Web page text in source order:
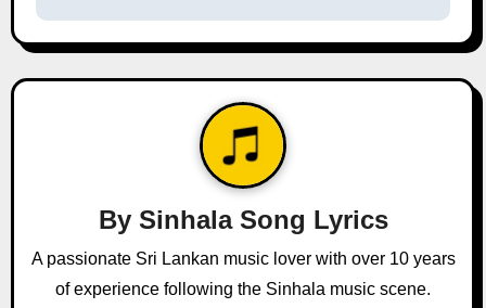
t
n
g
By Sinhala Song Lyrics
A passionate Sri Lankan music lover with over 10 years
of experience following the Sinhala music scene.